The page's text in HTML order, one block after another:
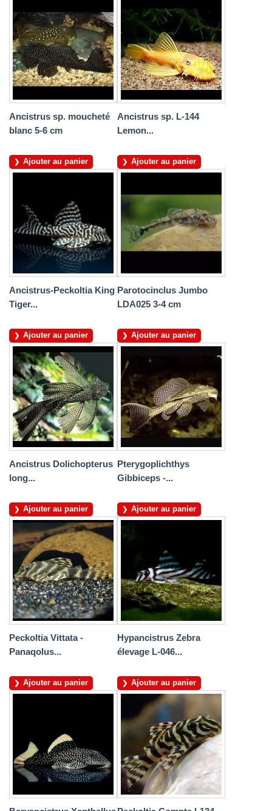
Ancistrus sp. moucheté
blanc 5-6 cm
Ajouter au panier
Ancistrus sp. L-144
Lemon...
Ajouter au panier
Ancistrus-Peckoltia King
Tiger...
Ajouter au panier
Parotocinclus Jumbo
LDA025 3-4 cm
Ajouter au panier
Ancistrus Dolichopterus
long...
Ajouter au panier
Pterygoplichthys
Gibbiceps -...
Ajouter au panier
Peckoltia Vittata -
Panaqolus...
Ajouter au panier
Hypancistrus Zebra
élevage L-046...
Ajouter au panier